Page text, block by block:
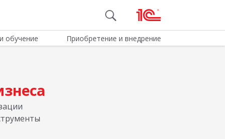
обучение Приобретение и внедрение